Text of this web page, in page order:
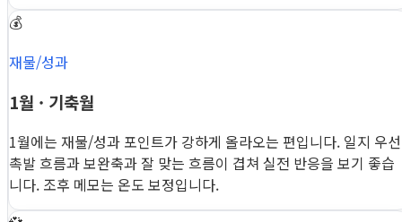
💰
재물/성과
1월 · 기축월
1월에는 재물/성과 포인트가 강하게 올라오는 편입니다. 일지 우선
촉발 흐름과 보완축과 잘 맞는 흐름이 겹쳐 실전 반응을 보기 좋습
니다. 조후 메모는 온도 보정입니다.